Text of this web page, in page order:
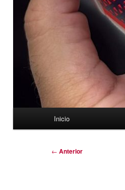
Inicio
Navegación
← Anterior